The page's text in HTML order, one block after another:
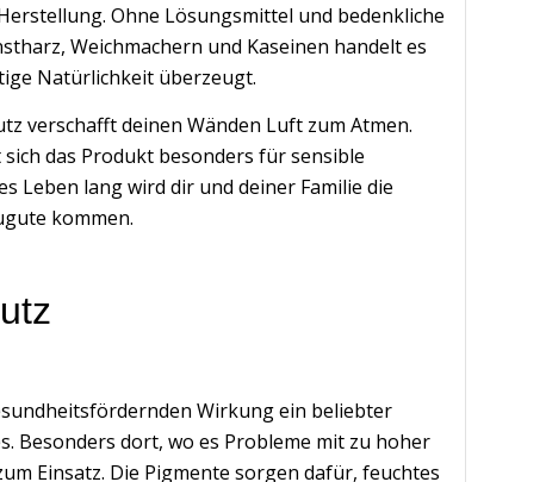
Ohne Lösungsmittel und bedenkliche
Weichmachern und Kaseinen handelt es
Natürlichkeit überzeugt.
verschafft deinen Wänden Luft zum Atmen.
das Produkt besonders für sensible
Leben lang wird dir und deiner Familie die
kommen.
Wirkung ein beliebter
Besonders dort, wo es Probleme mit zu hoher
Einsatz. Die Pigmente sorgen dafür, feuchtes